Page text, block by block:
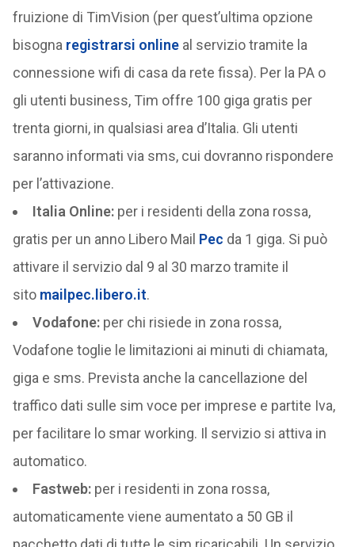
fruizione di TimVision (per quest’ultima opzione
bisogna registrarsi online al servizio tramite la
connessione wifi di casa da rete fissa). Per la PA o
gli utenti business, Tim offre 100 giga gratis per
trenta giorni, in qualsiasi area d’Italia. Gli utenti
saranno informati via sms, cui dovranno rispondere
per l’attivazione.
Italia Online:per i residenti della zona rossa,
gratis per un anno Libero Mail Pec da 1 giga. Si può
attivare il servizio dal 9 al 30 marzo tramite il
sito mailpec.libero.it.
Vodafone:per chi risiede in zona rossa,
Vodafone toglie le limitazioni ai minuti di chiamata,
giga e sms. Prevista anche la cancellazione del
traffico dati sulle sim voce per imprese e partite Iva,
per facilitare lo smar working. Il servizio si attiva in
automatico.
Fastweb:per i residenti in zona rossa,
automaticamente viene aumentato a 50 GB il